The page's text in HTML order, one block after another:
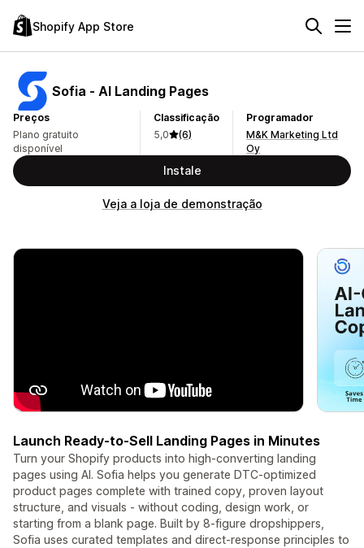
Shopify App Store
Sofia ‑ AI Landing Pages
Preços
Plano gratuito
disponível
Classificação
5,0
(6)
Programador
M&K Marketing Ltd
Oy
Instale
Veja a loja de demonstração
Launch Ready-to-Sell Landing Pages in Minutes
Turn your Shopify products into high-converting landing
pages using AI. Sofia helps you generate DTC-optimized
product pages complete with trained copy, proven layout
structure, and visuals - without coding, design work, or
starting from a blank page. Built by 8-figure dropshippers,
Sofia uses curated templates and direct-response principles to